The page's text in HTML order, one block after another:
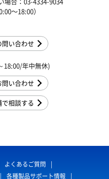
〜18:00）
い合わせ
18:00/年中無休)
い合わせ
相談する
よくあるご質問
各種製品サポート情報